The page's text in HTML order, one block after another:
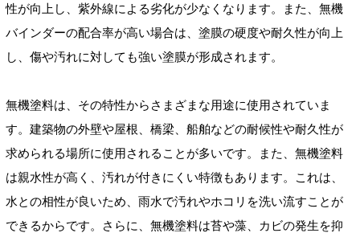
性が向上し、紫外線による劣化が少なくなります。また、無機
バインダーの配合率が高い場合は、塗膜の硬度や耐久性が向上
し、傷や汚れに対しても強い塗膜が形成されます。
無機塗料は、その特性からさまざまな用途に使用されていま
す。建築物の外壁や屋根、橋梁、船舶などの耐候性や耐久性が
求められる場所に使用されることが多いです。また、無機塗料
は親水性が高く、汚れが付きにくい特徴もあります。これは、
水との相性が良いため、雨水で汚れやホコリを洗い流すことが
できるからです。さらに、無機塗料は苔や藻、カビの発生を抑